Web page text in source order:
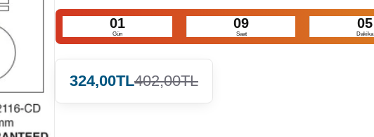
01
Gün
09
Saat
05
Dakika
324,00TL402,00TL